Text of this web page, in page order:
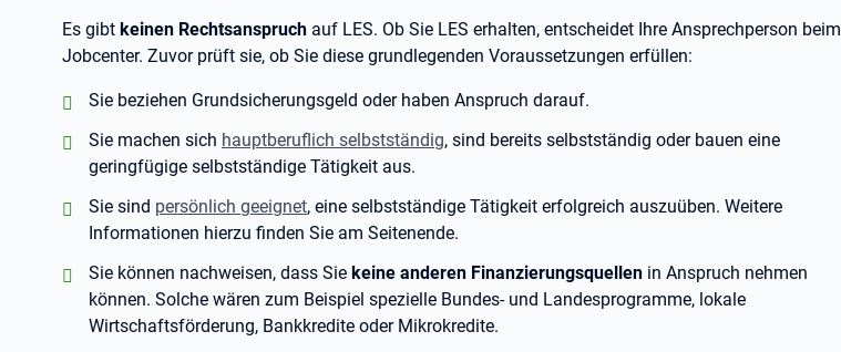
Es gibt keinen Rechtsanspruch auf LES. Ob Sie LES erhalten, entscheidet Ihre Ansprechperson beim
Jobcenter. Zuvor prüft sie, ob Sie diese grundlegenden Voraussetzungen erfüllen:
positiv:
Sie beziehen Grundsicherungsgeld oder haben Anspruch darauf.
positiv:
Sie machen sich hauptberuflich selbstständig, sind bereits selbstständig oder bauen eine
geringfügige selbstständige Tätigkeit aus.
positiv:
Sie sind persönlich geeignet, eine selbstständige Tätigkeit erfolgreich auszuüben. Weitere
Informationen hierzu finden Sie am Seitenende.
positiv:
Sie können nachweisen, dass Sie keine anderen Finanzierungsquellen in Anspruch nehmen
können. Solche wären zum Beispiel spezielle Bundes- und Landesprogramme, lokale
Wirtschaftsförderung, Bankkredite oder Mikrokredite.